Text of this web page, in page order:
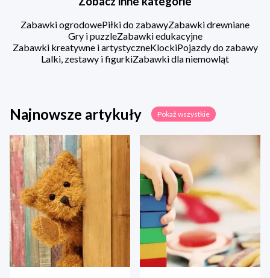
Zabawki ogrodowePiłki do zabawyZabawki drewniane
Gry i puzzleZabawki edukacyjne
Zabawki kreatywne i artystyczneKlockiPojazdy do zabawy
Lalki, zestawy i figurkiZabawki dla niemowląt
Najnowsze artykuły Pokaż wszystkie